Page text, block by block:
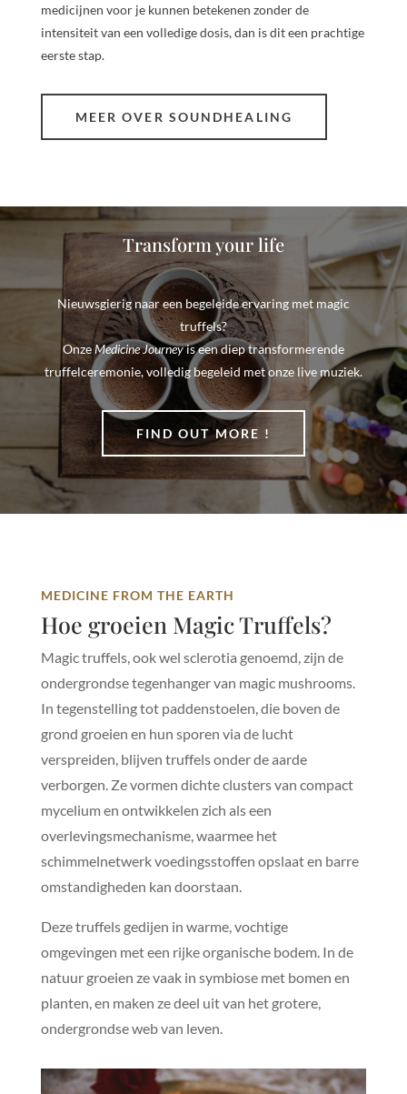
medicijnen voor je kunnen betekenen zonder de
intensiteit van een volledige dosis, dan is dit een prachtige
eerste stap.
MEER OVER SOUNDHEALING
Transform your life
Nieuwsgierig naar een begeleide ervaring met magic
truffels?
OnzeMedicine Journeyis een diep transformerende
truffelceremonie, volledig begeleid met onze live muziek.
FIND OUT MORE !
MEDICINE FROM THE EARTH
Hoe groeien Magic Truffels?
Magic truffels, ook wel sclerotia genoemd, zijn de
ondergrondse tegenhanger van magic mushrooms.
In tegenstelling tot paddenstoelen, die boven de
grond groeien en hun sporen via de lucht
verspreiden, blijven truffels onder de aarde
verborgen. Ze vormen dichte clusters van compact
mycelium en ontwikkelen zich als een
overlevingsmechanisme, waarmee het
schimmelnetwerk voedingsstoffen opslaat en barre
omstandigheden kan doorstaan.
Deze truffels gedijen in warme, vochtige
omgevingen met een rijke organische bodem. In de
natuur groeien ze vaak in symbiose met bomen en
planten, en maken ze deel uit van het grotere,
ondergrondse web van leven.